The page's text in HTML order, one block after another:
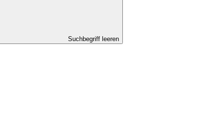
Suchbegriff leeren